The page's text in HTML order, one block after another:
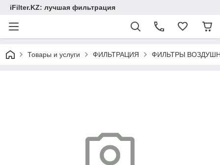
iFilter.KZ: лучшая фильтрация
Товары и услуги ФИЛЬТРАЦИЯ ФИЛЬТРЫ